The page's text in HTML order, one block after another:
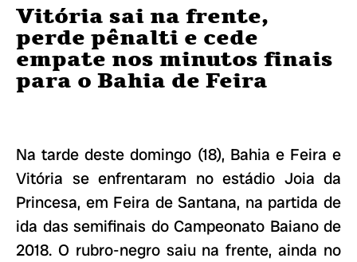
Vitória sai na frente,
perde pênalti e cede
empate nos minutos finais
para o Bahia de Feira
Na tarde deste domingo (18), Bahia e Feira e
Vitória se enfrentaram no estádio Joia da
Princesa, em Feira de Santana, na partida de
ida das semifinais do Campeonato Baiano de
2018. O rubro-negro saiu na frente, ainda no